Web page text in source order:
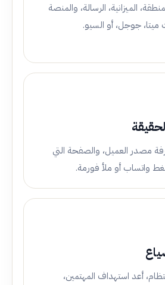
الميزانية، الرسالة، والمنصة
ميتا، جوجل، أو السيو.
مصدر العميل، والصفحة التي
واتساب أو ملأ فورمة.
أعد استهداف المهتمين،